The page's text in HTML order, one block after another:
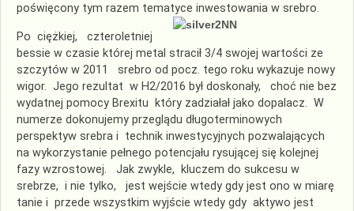
poświęcony tym razem tematyce inwestowania w srebro.
Po ciężkiej, czteroletniej
bessie w czasie której metal stracił 3/4 swojej wartości ze
szczytów w 2011 srebro od pocz. tego roku wykazuje nowy
wigor. Jego rezultat w H2/2016 był doskonały, choć nie bez
wydatnej pomocy Brexitu który zadziałał jako dopalacz. W
numerze dokonujemy przeglądu długoterminowych
perspektyw srebra i technik inwestycyjnych pozwalających
na wykorzystanie pełnego potencjału rysującej się kolejnej
fazy wzrostowej. Jak zwykle, kluczem do sukcesu w
srebrze, i nie tylko, jest wejście wtedy gdy jest ono w miarę
tanie i przede wszystkim wyjście wtedy gdy aktywo jest